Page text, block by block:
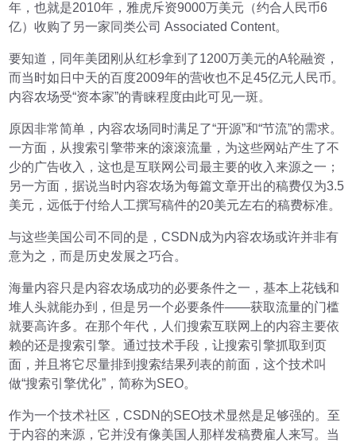
年，也就是2010年，雅虎斥资9000万美元（约合人民币6
亿）收购了另一家同类公司 Associated Content。
要知道，同年美团刚从红杉拿到了1200万美元的A轮融资，
而当时如日中天的百度2009年的营收也不足45亿元人民币。
内容农场受“资本家”的青睐程度由此可见一斑。
原因非常简单，内容农场同时满足了“开源”和“节流”的需求。
一方面，从搜索引擎带来的滚滚流量，为这些网站产生了不
少的广告收入，这也是互联网公司最主要的收入来源之一；
另一方面，据说当时内容农场为每篇文章开出的稿费仅为3.5
美元，远低于付给人工撰写稿件的20美元左右的稿费标准。
与这些美国公司不同的是，CSDN成为内容农场或许并非有
意为之，而是历史发展之巧合。
海量内容只是内容农场成功的必要条件之一，基本上花钱和
堆人头就能办到，但是另一个必要条件——获取流量的门槛
就要高许多。在那个年代，人们搜索互联网上的内容主要依
赖的还是搜索引擎。通过技术手段，让搜索引擎抓取到页
面，并且将它尽量排到搜索结果列表的前面，这个技术叫
做“搜索引擎优化”，简称为SEO。
作为一个技术社区，CSDN的SEO技术显然是足够强的。至
于内容的来源，它并没有像美国人那样发稿费雇人来写。当